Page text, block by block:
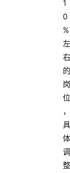
1
0
%
左
右
的
岗
位
，
具
体
调
整